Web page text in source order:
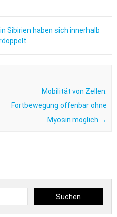
Sibirien haben sich innerhalb
Mobilität von Zellen:
Fortbewegung offenbar ohne
Myosin möglich →
Suchen